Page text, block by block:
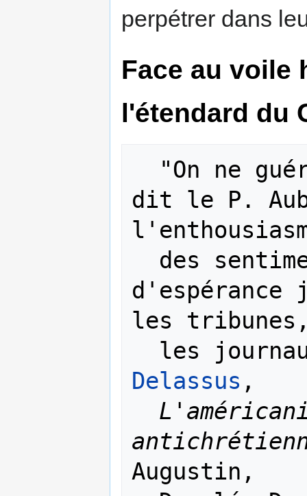
perpétrer dans
Face au voile
l'étendard du
"On ne
dit le P.
les
les
Delassus ,
Augustin,